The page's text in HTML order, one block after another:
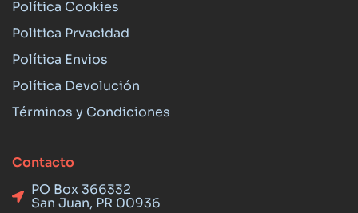
Política Cookies
Politica Prvacidad
Política Envios
Política Devolución
Términos y Condiciones
Contacto
PO Box 366332
San Juan, PR 00936